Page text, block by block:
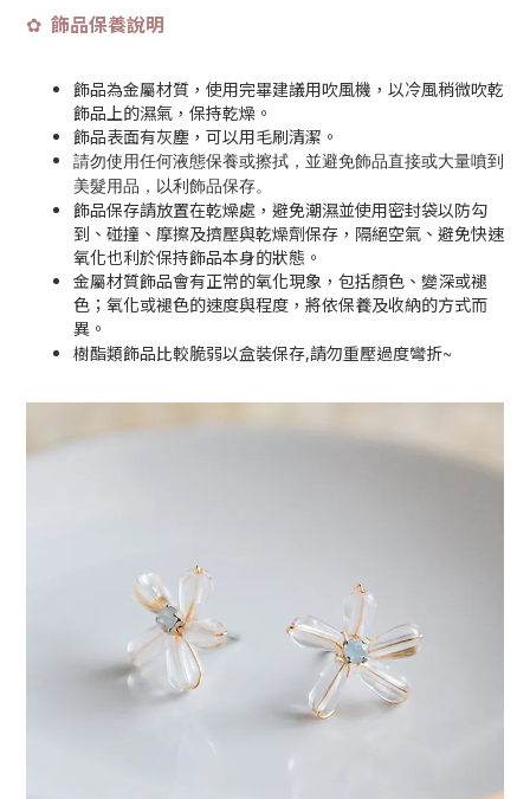
✿ 飾品保養說明
飾品為金屬材質，使用完畢建議用吹風機，以冷風稍微吹乾
飾品上的濕氣，保持乾燥。
飾品表面有灰塵，可以用毛刷清潔。
請勿使用任何液態保養或擦拭，並避免飾品直接或大量噴到
美髮用品，以利飾品保存。
飾品保存請放置在乾燥處，避免潮濕並使用密封袋以防勾
到、碰撞、摩擦及擠壓與乾燥劑保存，隔絕空氣、避免快速
氧化也利於保持飾品本身的狀態。
金屬材質飾品會有正常的氧化現象，包括顏色、變深或褪
色；氧化或褪色的速度與程度，將依保養及收納的方式而
異。
樹酯類飾品比較脆弱以盒裝保存,請勿重壓過度彎折~